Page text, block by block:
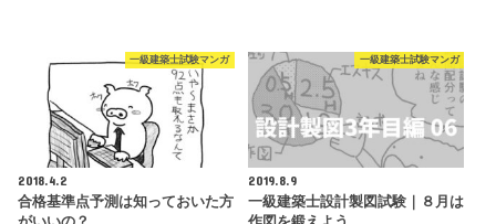
一級建築士試験マンガ
2018.4.2
合格基準点予測は知っておいた方
一級建築士試験マンガ
2019.8.9
一級建築士設計製図試験｜８月は